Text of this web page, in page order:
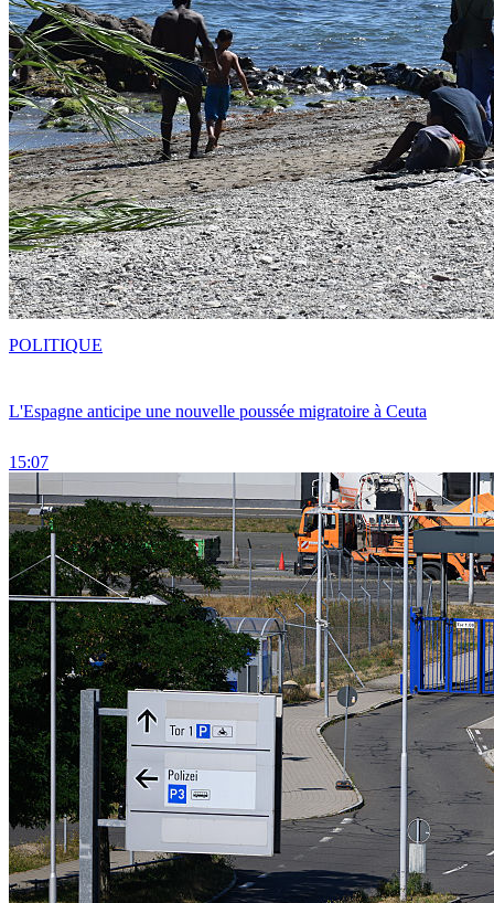
L'Espagne anticipe une nouvelle poussée migratoire à Ceuta
15:07
POLITIQUE